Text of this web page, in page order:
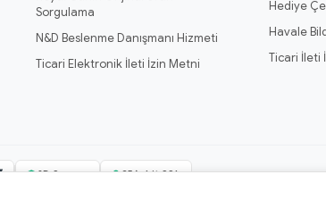
Sorgulama
N&D Beslenme Danışmanı Hizmeti
Ticari Elektronik İleti İzin Metni
Hediye
Havale
Ticari İleti
3D Secure 256-bit SSL